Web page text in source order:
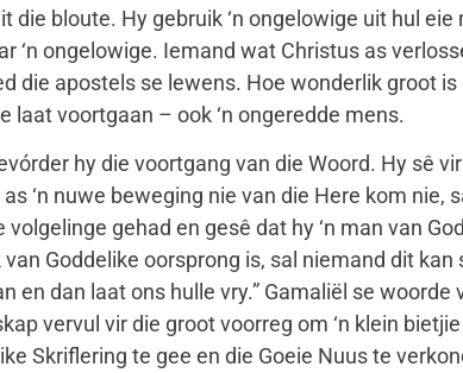
bloute. Hy gebruik ‘n ongelowige uit hul
‘n ongelowige. Iemand wat Christus as
die apostels se lewens. Hoe wonderlik groot
voortgaan – ook ‘n ongeredde mens.
hy die voortgang van die Woord. Hy sê
‘n nuwe beweging nie van die Here kom nie,
gehad en gesê dat hy ‘n man van
Goddelike oorsprong is, sal niemand dit kan
dan laat ons hulle vry.” Gamaliël se woorde
vervul vir die groot voorreg om ‘n klein
Skriflering te gee en die Goeie Nuus te